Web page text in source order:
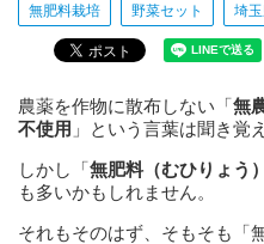
無肥料栽培 野菜セット 埼
農薬を作物に散布しない「無
不使用 」という言葉は聞き覚
しかし「無肥料（むひりょう）
も多いかもしれません。
それもそのはず、そもそも「